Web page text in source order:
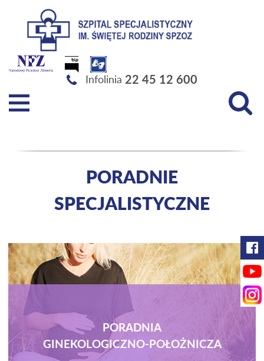
Szpital Specjalistyczny im. Świętej Rodziny SPZOZ
Infolinia 22 45 12 600
PORADNIE
SPECJALISTYCZNE
PORADNIA
GINEKOLOGICZNO-POŁOŻNICZA